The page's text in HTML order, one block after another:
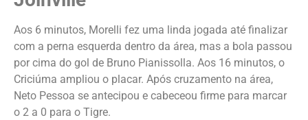
Aos 6 minutos, Morelli fez uma linda jogada até finalizar
com a perna esquerda dentro da área, mas a bola passou
por cima do gol de Bruno Pianissolla. Aos 16 minutos, o
Criciúma ampliou o placar. Após cruzamento na área,
Neto Pessoa se antecipou e cabeceou firme para marcar
o 2 a 0 para o Tigre.